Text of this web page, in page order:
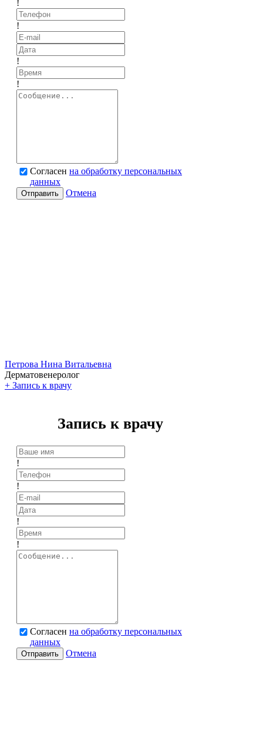
!
!
!
!
Согласен на обработку персональных
данных
Отправить Отмена
Петрова Нина Витальевна
Дерматовенеролог
+ Запись к врачу
Запись к врачу
!
!
!
!
Согласен на обработку персональных
данных
Отправить Отмена